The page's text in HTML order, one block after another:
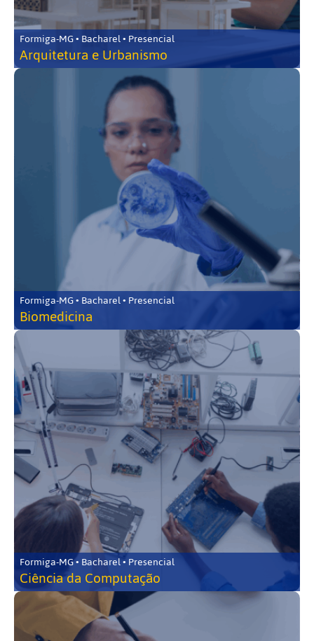
Formiga-MG • Bacharel • Presencial
Arquitetura e Urbanismo
Formiga-MG • Bacharel • Presencial
Biomedicina
Formiga-MG • Bacharel • Presencial
Ciência da Computação